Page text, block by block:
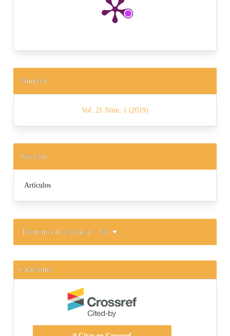
Número
Vol. 21 Núm. 1 (2019)
Sección
Artículos
Términos de licencia/ Ver
Citaciones